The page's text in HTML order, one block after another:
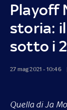
Playoff
storia:
sotto i
27 mag 2021 - 10:46
Quella di Ja